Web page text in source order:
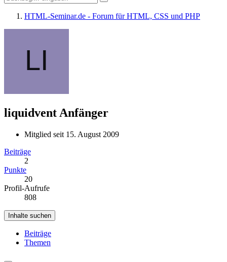
HTML-Seminar.de - Forum für HTML, CSS und PHP
liquidvent Anfänger
Mitglied seit 15. August 2009
Beiträge
2
Punkte
20
Profil-Aufrufe
808
Inhalte suchen
Beiträge
Themen